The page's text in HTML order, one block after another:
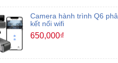
Camera hành trình Q6
kết nối wifi
650,000₫